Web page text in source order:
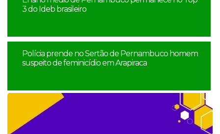
3 do Ideb brasileiro
Polícia prende no Sertão de Pernambuco homem
suspeito de feminicídio em Arapiraca